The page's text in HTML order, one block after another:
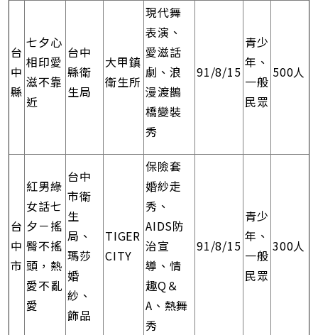
台
中
縣
七夕心
相印愛
滋不靠
近
台中
縣衛
生局
大甲鎮
衛生所
現代舞
表演、
愛滋話
劇、浪
漫渡鵲
橋變裝
秀
91/8/15
青少
年、
一般
民眾
500人
台
中
市
紅男綠
女話七
夕－搖
臀不搖
頭，熱
愛不亂
愛
台中
市衛
生
局、
瑪莎
婚
紗、
飾品
TIGER
CITY
保險套
婚紗走
秀、
AIDS防
治宣
導、情
趣Q＆
A、熱舞
秀
91/8/15
青少
年、
一般
民眾
300人